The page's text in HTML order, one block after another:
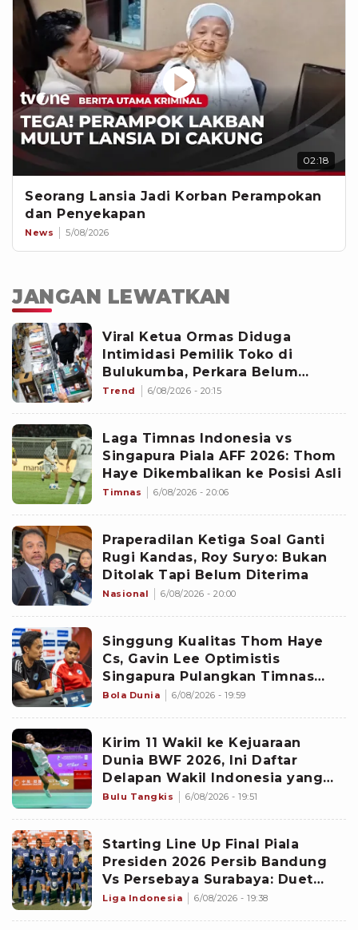
02:18
Seorang Lansia Jadi Korban Perampokan
dan Penyekapan
News 5/08/2026
JANGAN LEWATKAN
Viral Ketua Ormas Diduga
Intimidasi Pemilik Toko di
Bulukumba, Perkara Belum
Pasang Bendera Merah Putih
Trend 6/08/2026 - 20:15
Laga Timnas Indonesia vs
Singapura Piala AFF 2026: Thom
Haye Dikembalikan ke Posisi Asli
Timnas 6/08/2026 - 20:06
Praperadilan Ketiga Soal Ganti
Rugi Kandas, Roy Suryo: Bukan
Ditolak Tapi Belum Diterima
Nasional 6/08/2026 - 20:00
Singgung Kualitas Thom Haye
Cs, Gavin Lee Optimistis
Singapura Pulangkan Timnas
Indonesia dari Piala AFF 2026
Bola Dunia 6/08/2026 - 19:59
Kirim 11 Wakil ke Kejuaraan
Dunia BWF 2026, Ini Daftar
Delapan Wakil Indonesia yang
Menjadi Unggulan
Bulu Tangkis 6/08/2026 - 19:51
Starting Line Up Final Piala
Presiden 2026 Persib Bandung
Vs Persebaya Surabaya: Duet
Malik Risaldi dan Ramadhan
Liga Indonesia 6/08/2026 - 19:38